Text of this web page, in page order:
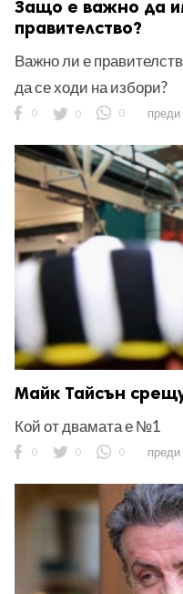
Защо е важно да
правителство?
Важно ли е
да се ходи на избори?
0 0 0 преди
Майк Тайсън
Кой от двамата е №1
0 0 0 преди